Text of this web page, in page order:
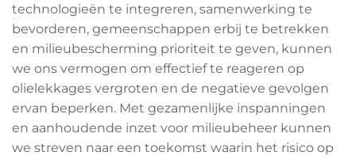
technologieën te integreren, samenwerking te
bevorderen, gemeenschappen erbij te betrekken
en milieubescherming prioriteit te geven, kunnen
we ons vermogen om effectief te reageren op
olielekkages vergroten en de negatieve gevolgen
ervan beperken. Met gezamenlijke inspanningen
en aanhoudende inzet voor milieubeheer kunnen
we streven naar een toekomst waarin het risico op